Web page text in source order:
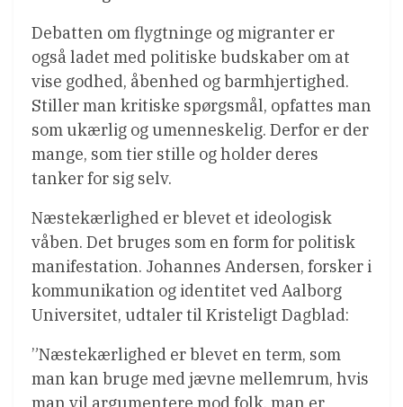
Debatten om flygtninge og migranter er
også ladet med politiske budskaber om at
vise godhed, åbenhed og barmhjertighed.
Stiller man kritiske spørgsmål, opfattes man
som ukærlig og umenneskelig. Derfor er der
mange, som tier stille og holder deres
tanker for sig selv.
Næstekærlighed er blevet et ideologisk
våben. Det bruges som en form for politisk
manifestation. Johannes Andersen, forsker i
kommunikation og identitet ved Aalborg
Universitet, udtaler til Kristeligt Dagblad:
”Næstekærlighed er blevet en term, som
man kan bruge med jævne mellemrum, hvis
man vil argumentere mod folk, man er